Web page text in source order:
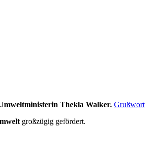
Thekla Walker. Grußwort
großzügig gefördert.